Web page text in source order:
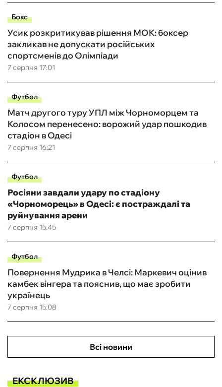
Бокс
7 серпня 17:01
Усик розкритикував рішення МОК: боксер
закликав не допускати російських
спортсменів до Олімпіади
Футбол
7 серпня 16:21
Матч другого туру УПЛ між Чорноморцем та
Колосом перенесено: ворожий удар пошкодив
стадіон в Одесі
Футбол
7 серпня 15:45
Росіяни завдали удару по стадіону
«Чорноморець» в Одесі: є постраждалі та
руйнування арени
Футбол
7 серпня 15:08
Повернення Мудрика в Челсі: Маркевич оцінив
камбек вінгера та пояснив, що має зробити
українець
Всі новини
ЕКСКЛЮЗИВ